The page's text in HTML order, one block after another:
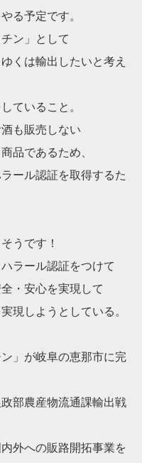
る予定です。
ン」として
くは輸出したいと考え
ていること。
も販売しない
品であるため、
ール認証を取得するた
うです！
ラール認証をつけて
・安心を実現して
現しようとしている。
」が岐阜の恵那市に完
部農産物流通課輸出戦
外への販路開拓事業を